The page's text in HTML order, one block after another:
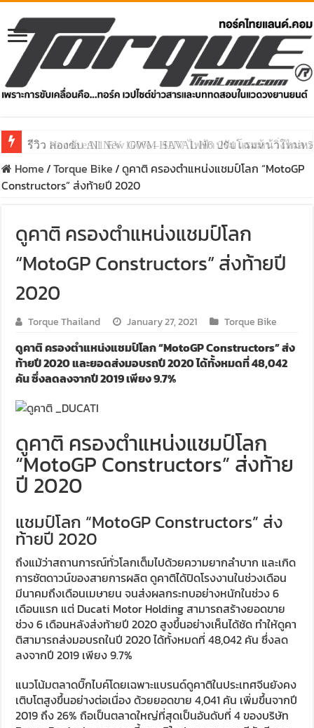
รีวิว ลองขับ All New GWM HAVAL H6 ปรับโฉมหน้าใหม่
Home/Torque Bike/ดูคาติ ครองตำแหน่งแชมป์โลก “MotoGP
Constructors” ส่งท้ายปี 2020
ดูคาติ ครองตำแหน่งแชมป์โลก
“MotoGP Constructors” ส่งท้ายปี
2020
Torque Thailand January 27, 2021 Torque Bike
ดูคาติ ครองตำแหน่งแชมป์โลก “MotoGP Constructors” ส่ง
ท้ายปี 2020 และยอดส่งมอบรถปี 2020 ได้ทั้งหมดที่ 48,042
คัน ซึ่งลดลงจากปี 2019 เพียง 9.7%
ดูคาติ ครองตำแหน่งแชมป์โลก
“MotoGP Constructors” ส่งท้าย
ปี 2020
แชมป์โลก “MotoGP Constructors” ส่ง
ท้ายปี 2020
ถึงแม้ว่าสถานการณ์ทั่วโลกเต็มไปด้วยความยากลำบาก และเกิด
การชัตดาวน์ของสายการผลิต ดูคาติได้ปิดโรงงานในช่วงเดือน
มีนาคมถึงเดือนเมษายน จนส่งผลกระทบอย่างหนักในช่วง 6
เดือนแรก แต่ Ducati Motor Holding สามารถสร้างยอดขาย
ช่วง 6 เดือนหลังส่งท้ายปี 2020 สูงขึ้นอย่างเห็นได้ชัด ทำให้ดูคา
ติสามารถส่งมอบรถในปี 2020 ได้ทั้งหมดที่ 48,042 คัน ซึ่งลด
ลงจากปี 2019 เพียง 9.7%
แนวโน้มตลาดบิ๊กไบค์โดยเฉพาะแบรนด์ดูคาติในประเทศจีนยังคง
เติบโตสูงขึ้นอย่างต่อเนื่อง ด้วยยอดขาย 4,041 คัน เพิ่มขึ้นจากปี
2019 ถึง 26% ถือเป็นตลาดใหญ่ที่สุดเป็นอันดับที่ 4 ของบริษัท